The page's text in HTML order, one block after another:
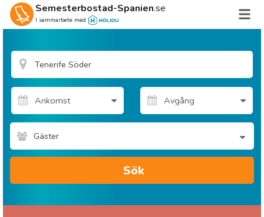
Semesterbostad-Spanien.se
I sammarbete med
Gäster
Sök